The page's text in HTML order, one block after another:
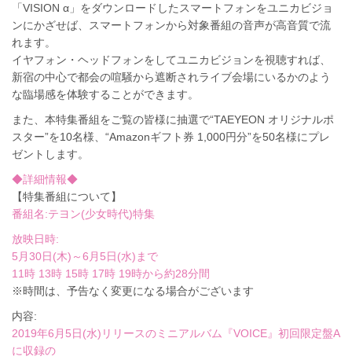
「VISION α」をダウンロードしたスマートフォンをユニカビジョ
ンにかざせば、スマートフォンから対象番組の音声が高音質で流
れます。
イヤフォン・ヘッドフォンをしてユニカビジョンを視聴すれば、
新宿の中心で都会の喧騒から遮断されライブ会場にいるかのよう
な臨場感を体験することができます。
また、本特集番組をご覧の皆様に抽選で“TAEYEON オリジナルポ
スター”を10名様、“Amazonギフト券 1,000円分”を50名様にプレ
ゼントします。
◆詳細情報◆
【特集番組について】
番組名:テヨン(少女時代)特集
放映日時:
5月30日(木)～6月5日(水)まで
11時 13時 15時 17時 19時から約28分間
※時間は、予告なく変更になる場合がございます
内容:
2019年6月5日(水)リリースのミニアルバム『VOICE』初回限定盤A
に収録の